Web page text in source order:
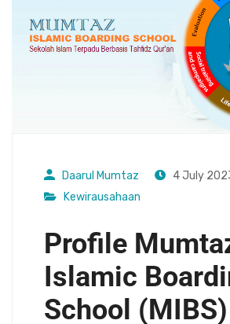
Daarul Mumtaz
4 July
Kewirausahaan
Profile
Islamic
School (MIBS)